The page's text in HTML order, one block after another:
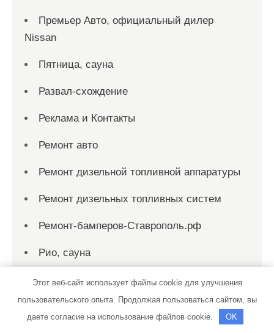
Премьер Авто, официальный дилер
Nissan
Пятница, сауна
Развал-схождение
Реклама и Контакты
Ремонт авто
Ремонт дизельной топливной аппаратуры
Ремонт дизельных топливных систем
Ремонт-бамперов-Ставрополь.рф
Рио, сауна
Родник
Родник, сауна
Этот веб-сайт использует файлы cookie для улучшения
пользовательского опыта. Продолжая пользоваться сайтом, вы
даете согласие на использование файлов cookie.
OK